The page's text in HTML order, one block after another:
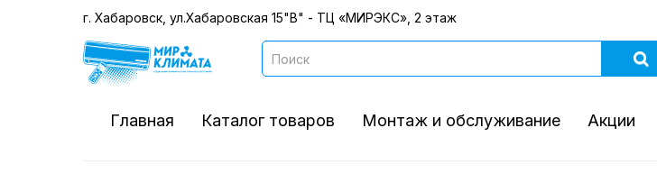
г. Хабаровск, ул.Хабаровская 15"В" - ТЦ «МИРЭКС», 2 этаж
Главная Каталог товаров Монтаж и обслуживание Акции